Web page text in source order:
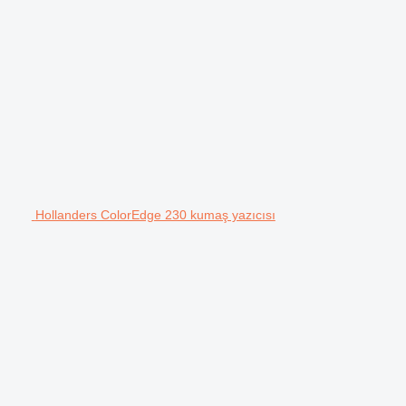
Hollanders ColorEdge 230 kumaş yazıcısı